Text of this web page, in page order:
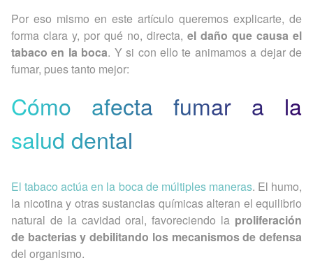
Por eso mismo en este artículo queremos explicarte, de
forma clara y, por qué no, directa, el daño que causa el
tabaco en la boca. Y si con ello te animamos a dejar de
fumar, pues tanto mejor:
Cómo afecta fumar a la
salud dental
El tabaco actúa en la boca de múltiples maneras. El humo,
la nicotina y otras sustancias químicas alteran el equilibrio
natural de la cavidad oral, favoreciendo la proliferación
de bacterias y debilitando los mecanismos de defensa
del organismo.